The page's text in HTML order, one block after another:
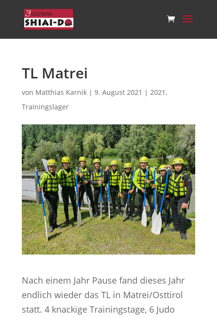
TL Matrei
von Matthias Karnik| 9. August 2021 | 2021,
Trainingslager
Nach einem Jahr Pause fand dieses Jahr
endlich wieder das TL in Matrei/Osttirol
statt. 4 knackige Trainingstage, 6 Judo